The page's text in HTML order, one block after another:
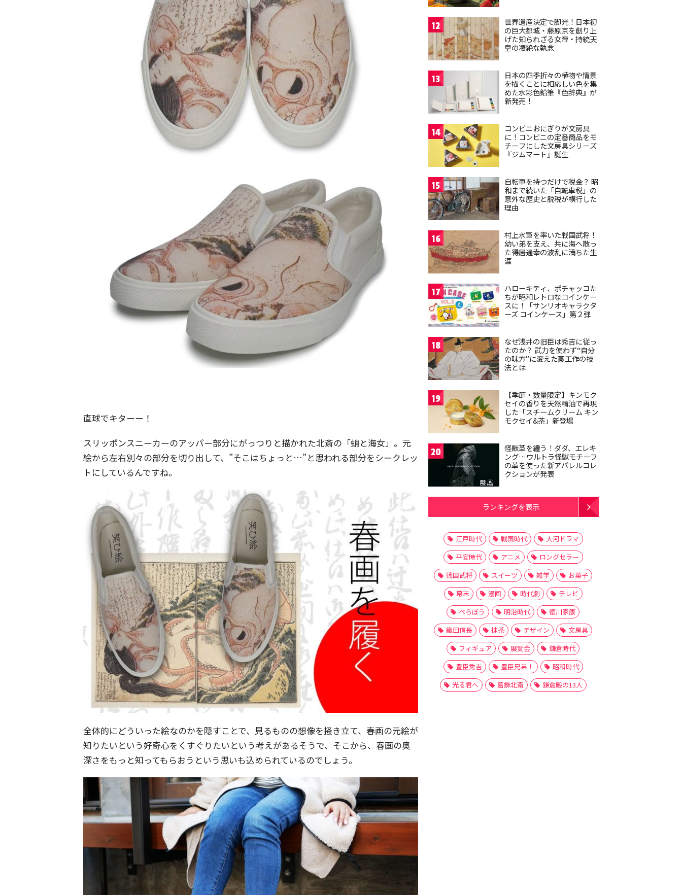
直球でキターー！
スリッポンスニーカーのアッパー部分にがっつりと描かれた北斎の「蛸と海女」。元
絵から左右別々の部分を切り出して、”そこはちょっと…”と思われる部分をシークレッ
トにしているんですね。
全体的にどういった絵なのかを隠すことで、見るものの想像を掻き立て、春画の元絵が
知りたいという好奇心をくすぐりたいという考えがあるそうで、そこから、春画の奥
深さをもっと知ってもらおうという思いも込められているのでしょう。
12
世界遺産決定で脚光！日本初
の巨大都城・藤原京を創り上
げた知られざる女帝・持統天
皇の凄絶な執念
13
日本の四季折々の植物や情景
を描くことに相応しい色を集
めた水彩色鉛筆『色辞典』が
新発売！
14
コンビニおにぎりが文房具
に！コンビニの定番商品をモ
チーフにした文房具シリーズ
『ジムマート』誕生
15
自転車を持つだけで税金？ 昭
和まで続いた「自転車税」の
意外な歴史と脱税が横行した
理由
16
村上水軍を率いた戦国武将！
幼い弟を支え、共に海へ散っ
た得居通幸の波乱に満ちた生
涯
17
ハローキティ、ポチャッコた
ちが昭和レトロなコインケー
スに！「サンリオキャラクタ
ーズ コインケース」第２弾
18
なぜ浅井の旧臣は秀吉に従っ
たのか？ 武力を使わず“自分
の味方”に変えた裏工作の技
法とは
19
【季節・数量限定】キンモク
セイの香りを天然精油で再現
した「スチームクリーム キン
モクセイ&茶」新登場
20
怪獣革を纏う！ダダ、エレキ
ング…ウルトラ怪獣モチーフ
の革を使った新アパレルコレ
クションが発表
ランキングを表示
江戸時代 戦国時代
大河ドラマ
平安時代
アニメ
ロングセラー
戦国武将
スイーツ 雑学
お菓子
幕末
漫画 時代劇
テレビ
べらぼう
明治時代
徳川家康
織田信長
抹茶 デザイン
文房具
フィギュア
展覧会
鎌倉時代
豊臣秀吉
豊臣兄弟！
昭和時代
光る君へ
葛飾北斎 鎌倉殿の13人